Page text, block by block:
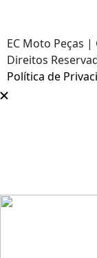
EC Moto Peças |
Direitos
Política de